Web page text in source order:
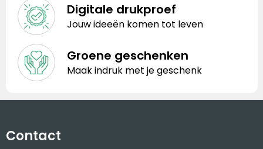
Digitale drukproef
Jouw ideeën komen tot leven
Groene geschenken
Maak indruk met je geschenk
Contact